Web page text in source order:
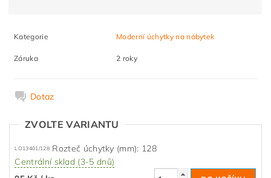
Kategorie Moderní úchytky na nábytek
Záruka 2 roky
Dotaz
ZVOLTE VARIANTU
LO13401/128 Rozteč úchytky (mm): 128
Centrální sklad (3-5 dnů)